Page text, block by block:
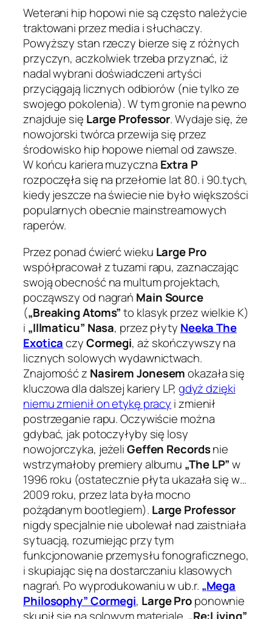
Weterani hip hopowi nie są często należycie
traktowani przez media i słuchaczy.
Powyższy stan rzeczy bierze się z różnych
przyczyn, aczkolwiek trzeba przyznać, iż
nadal wybrani doświadczeni artyści
przyciągają licznych odbiorów (nie tylko ze
swojego pokolenia). W tym gronie na pewno
znajduje się Large Professor. Wydaje się, że
nowojorski twórca przewija się przez
środowisko hip hopowe niemal od zawsze.
W końcu kariera muzyczna Extra P
rozpoczęła się na przełomie lat 80. i 90.tych,
kiedy jeszcze na świecie nie było większości
popularnych obecnie mainstreamowych
raperów.
Przez ponad ćwierć wieku Large Pro
współpracował z tuzami rapu, zaznaczając
swoją obecność na multum projektach,
począwszy od nagrań Main Source
(„Breaking Atoms”to klasyk przez wielkie K)
i „Illmaticu” Nasa, przez płyty Neeka The
ExoticaczyCormegi, aż skończywszy na
licznych solowych wydawnictwach.
Znajomość z Nasirem Jonesemokazała się
kluczowa dla dalszej kariery LP, gdyż dzięki
niemu zmienił on etykę pracy i zmienił
postrzeganie rapu. Oczywiście można
gdybać, jak potoczyłyby się losy
nowojorczyka, jeżeliGeffen Recordsnie
wstrzymałoby premiery albumu „The LP”w
1996 roku (ostatecznie płyta ukazała się w…
2009 roku, przez lata była mocno
pożądanym bootlegiem). Large Professor
nigdy specjalnie nie ubolewał nad zaistniała
sytuacją, rozumiejąc przy tym
funkcjonowanie przemysłu fonograficznego,
i skupiając się na dostarczaniu klasowych
nagrań. Po wyprodukowaniu w ub.r. „Mega
Philosophy” Cormegi, Large Proponownie